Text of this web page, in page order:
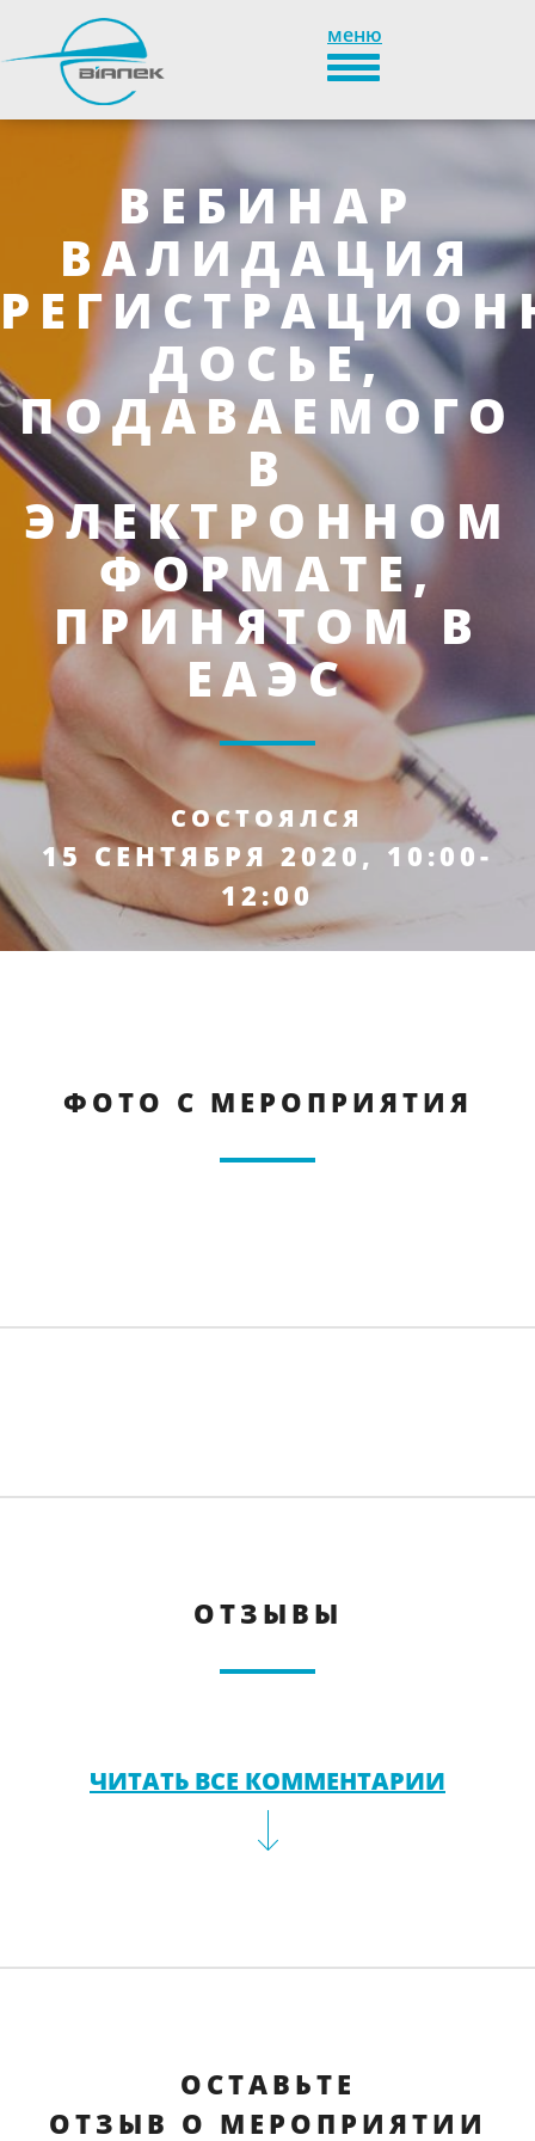
меню
TOGGLE_NAVIGATION
ВЕБИНАР
ВАЛИДАЦИЯ
ДОСЬЕ,
ПОДАВАЕМОГО
В
ЭЛЕКТРОННОМ
ФОРМАТЕ,
ПРИНЯТОМ В
ЕАЭС
СОСТОЯЛСЯ
15 СЕНТЯБРЯ 2020, 10:00-
12:00
ФОТО С МЕРОПРИЯТИЯ
ОТЗЫВЫ
ЧИТАТЬ ВСЕ КОММЕНТАРИИ
ОСТАВЬТЕ
ОТЗЫВ О МЕРОПРИЯТИИ